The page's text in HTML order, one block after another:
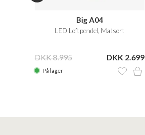
Big A04
LED Loftpendel, Matsort
DKK 8.995 DKK 2.699
På lager